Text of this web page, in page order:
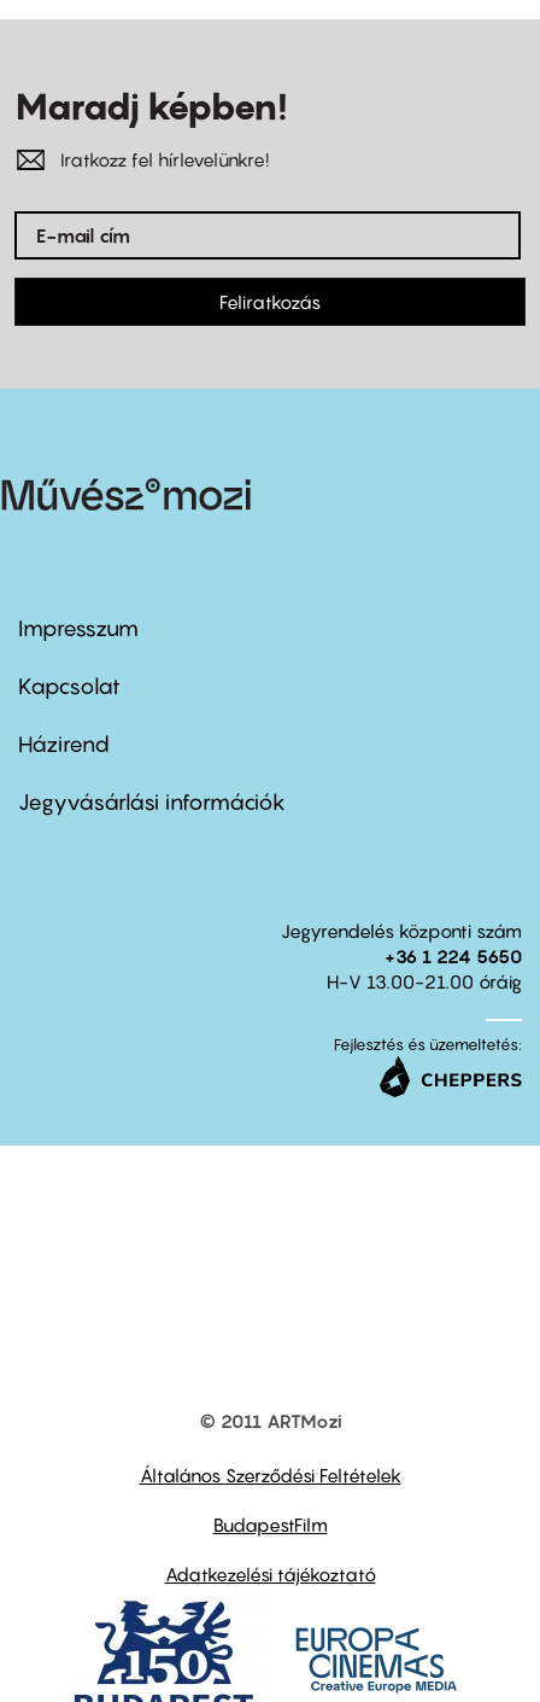
Maradj képben!
Iratkozz fel hírlevelünkre!
Feliratkozás
Footer
first
Impresszum
Kapcsolat
Footer
second
Házirend
Jegyvásárlási információk
Jegyrendelés központi szám
+36 1 224 5650
H-V 13.00-21.00 óráig
Fejlesztés és üzemeltetés:
© 2011 ARTMozi
Általános Szerződési Feltételek
BudapestFilm
Adatkezelési tájékoztató